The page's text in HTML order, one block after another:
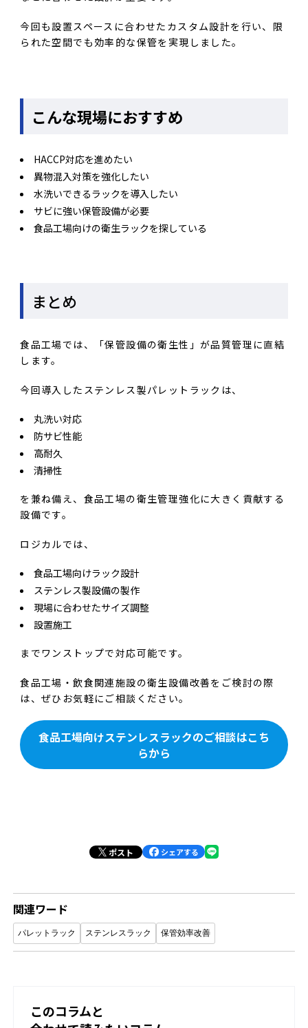
今回も設置スペースに合わせたカスタム設計を行い、限
られた空間でも効率的な保管を実現しました。
こんな現場におすすめ
HACCP対応を進めたい
異物混入対策を強化したい
水洗いできるラックを導入したい
サビに強い保管設備が必要
食品工場向けの衛生ラックを探している
まとめ
食品工場では、「保管設備の衛生性」が品質管理に直結
します。
今回導入したステンレス製パレットラックは、
丸洗い対応
防サビ性能
高耐久
清掃性
を兼ね備え、食品工場の衛生管理強化に大きく貢献する
設備です。
ロジカルでは、
食品工場向けラック設計
ステンレス製設備の製作
現場に合わせたサイズ調整
設置施工
までワンストップで対応可能です。
食品工場・飲食関連施設の衛生設備改善をご検討の際
は、ぜひお気軽にご相談ください。
食品工場向けステンレスラックのご相談はこち
らから
ポスト シェアする
関連ワード
パレットラック ステンレスラック 保管効率改善
このコラムと